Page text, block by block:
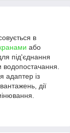
в
або
під'єднання
водопостачання.
адаптер із
дії